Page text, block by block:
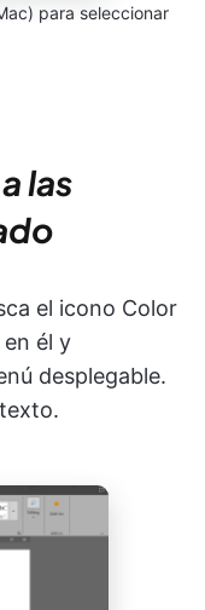
para seleccionar
las
el icono Color
él y
desplegable.